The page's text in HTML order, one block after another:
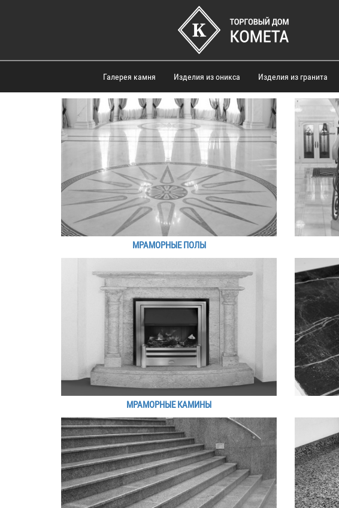
Галерея камня Изделия из оникса Изделия из гранита
МРАМОРНЫЕ ПОЛЫ
МРАМОРНЫЕ КАМИНЫ